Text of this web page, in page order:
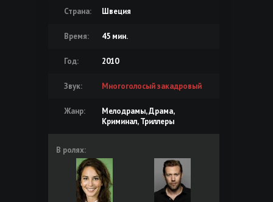
Страна: Швеция
Время: 45 мин.
Год: 2010
Звук: Многоголосый закадровый
Жанр:
Мелодрамы, Драма,
Криминал, Триллеры
В ролях: